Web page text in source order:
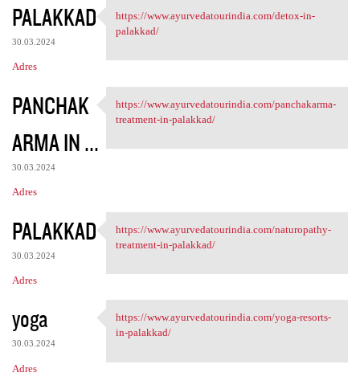
PALAKKAD
30.03.2024
Adres
https://www.ayurvedatourindia
https://www.ayurvedatourindia.com/detox-in-
palakkad/
PANCHAK
ARMA IN ...
30.03.2024
Adres
https://www.ayurvedatourindia
https://www.ayurvedatourindia.com/panchakarma-
treatment-in-palakkad/
PALAKKAD
30.03.2024
Adres
https://www.ayurvedatourindia
https://www.ayurvedatourindia.com/naturopathy-
treatment-in-palakkad/
yoga
30.03.2024
Adres
https://www.ayurvedatourindia
https://www.ayurvedatourindia.com/yoga-resorts-
in-palakkad/